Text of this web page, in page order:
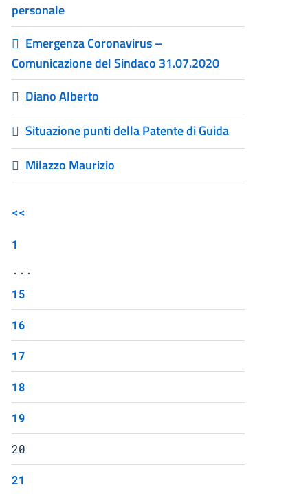
personale
Emergenza Coronavirus –
Comunicazione del Sindaco 31.07.2020
Diano Alberto
Situazione punti della Patente di Guida
Milazzo Maurizio
<<
1
...
15
16
17
18
19
20
21